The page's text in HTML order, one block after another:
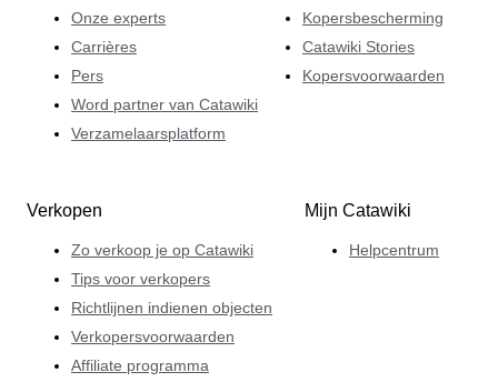
Onze experts
Carrières
Pers
Word partner van Catawiki
Verzamelaarsplatform
Kopersbescherming
Catawiki Stories
Kopersvoorwaarden
Verkopen
Zo verkoop je op Catawiki
Tips voor verkopers
Richtlijnen indienen objecten
Verkopersvoorwaarden
Affiliate programma
Mijn Catawiki
Helpcentrum